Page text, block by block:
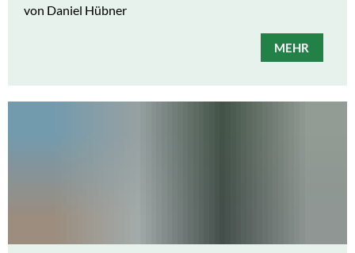
von Daniel Hübner
MEHR